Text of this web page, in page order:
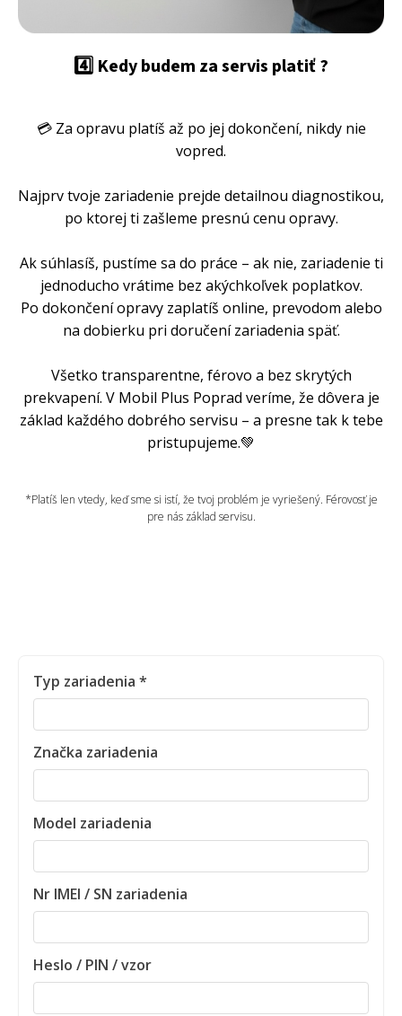
4️⃣ Kedy budem za servis platiť ?
💳 Za opravu platíš až po jej dokončení, nikdy nie
vopred.
Najprv tvoje zariadenie prejde detailnou diagnostikou,
po ktorej ti zašleme presnú cenu opravy.
Ak súhlasíš, pustíme sa do práce – ak nie, zariadenie ti
jednoducho vrátime bez akýchkoľvek poplatkov.
Po dokončení opravy zaplatíš online, prevodom alebo
na dobierku pri doručení zariadenia späť.
Všetko transparentne, férovo a bez skrytých
prekvapení. V Mobil Plus Poprad veríme, že dôvera je
základ každého dobrého servisu – a presne tak k tebe
pristupujeme.💚
*Platíš len vtedy, keď sme si istí, že tvoj problém je vyriešený. Férovosť je
pre nás základ servisu.
Typ zariadenia *
Značka zariadenia
Model zariadenia
Nr IMEI / SN zariadenia
Heslo / PIN / vzor